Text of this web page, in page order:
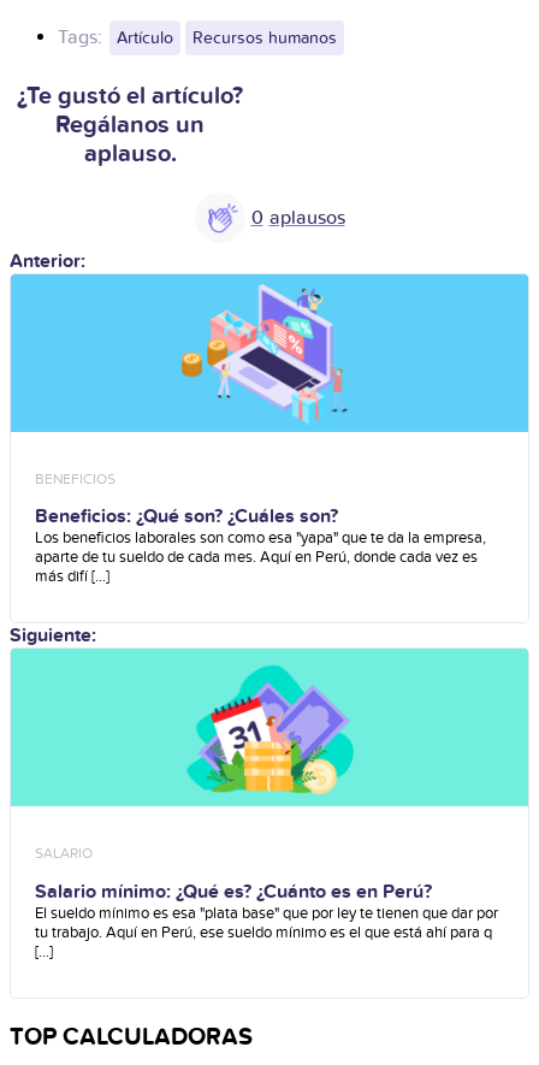
Tags: Artículo Recursos humanos
¿Te gustó el artículo?
Regálanos un
aplauso.
0
Anterior:
BENEFICIOS
Beneficios: ¿Qué son? ¿Cuáles son?
Los beneficios laborales son como esa "yapa" que te da la empresa,
aparte de tu sueldo de cada mes. Aquí en Perú, donde cada vez es
más difí [...]
Siguiente:
SALARIO
Salario mínimo: ¿Qué es? ¿Cuánto es en Perú?
El sueldo mínimo es esa "plata base" que por ley te tienen que dar por
tu trabajo. Aquí en Perú, ese sueldo mínimo es el que está ahí para q
[...]
TOP CALCULADORAS